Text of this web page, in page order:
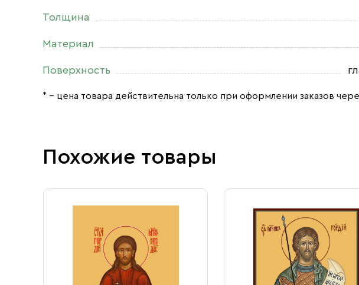
Толщина
Материал
Поверхность
* – цена товара действительна только при оформлении заказов
Похожие товары